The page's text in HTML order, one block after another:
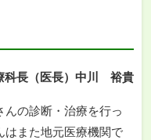
科長（医長）中川 裕貴
の診断・治療を行っ
はまた地元医療機関で